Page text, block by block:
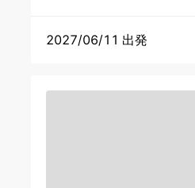
2027/06/11 出発